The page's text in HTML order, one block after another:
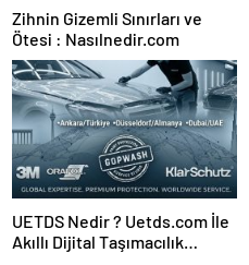
Zihnin Gizemli Sınırları ve
Ötesi : Nasılnedir.com
UETDS Nedir ? Uetds.com İle
Akıllı Dijital Taşımacılık